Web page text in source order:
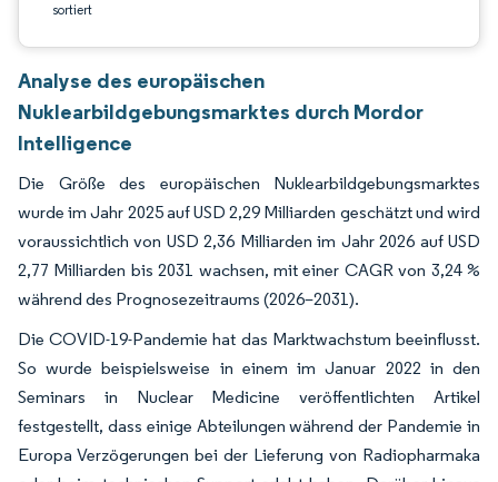
sortiert
Analyse des europäischen
Nuklearbildgebungsmarktes durch Mordor
Intelligence
Die Größe des europäischen Nuklearbildgebungsmarktes
wurde im Jahr 2025 auf USD 2,29 Milliarden geschätzt und wird
voraussichtlich von USD 2,36 Milliarden im Jahr 2026 auf USD
2,77 Milliarden bis 2031 wachsen, mit einer CAGR von 3,24 %
während des Prognosezeitraums (2026–2031).
Die COVID-19-Pandemie hat das Marktwachstum beeinflusst.
So wurde beispielsweise in einem im Januar 2022 in den
Seminars in Nuclear Medicine veröffentlichten Artikel
festgestellt, dass einige Abteilungen während der Pandemie in
Europa Verzögerungen bei der Lieferung von Radiopharmaka